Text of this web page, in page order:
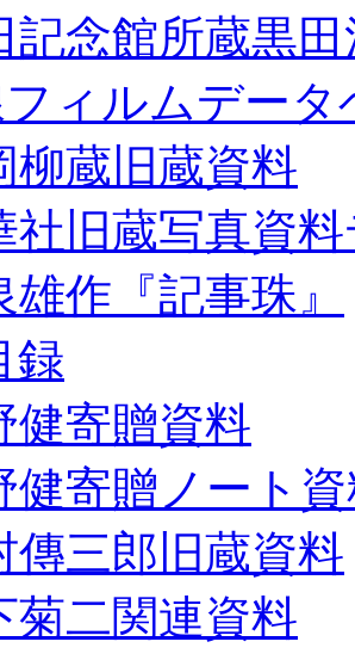
記念館所蔵黒
ィルムデータ
柳蔵旧蔵資料
社旧蔵写真資
雄作『記事珠』
録
健寄贈資料
健寄贈ノート
傳三郎旧蔵資料
菊二関連資料